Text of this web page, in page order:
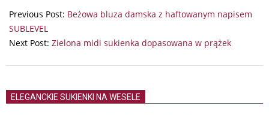
07-
22
Previous Post: Beżowa bluza damska z haftowanym napisem
SUBLEVEL
Next Post: Zielona midi sukienka dopasowana w prążek
ELEGANCKIE SUKIENKI NA WESELE